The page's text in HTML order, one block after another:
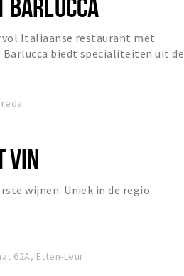
BARLUCCA
Italiaanse restaurant met
biedt specialiteiten uit de
VIN
wijnen. Uniek in de regio.
62A, Etten-Leur